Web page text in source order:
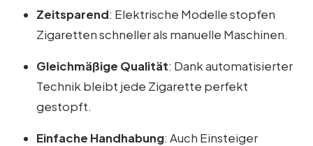
Zeitsparend: Elektrische Modelle stopfen
Zigaretten schneller als manuelle Maschinen.
Gleichmäßige Qualität: Dank automatisierter
Technik bleibt jede Zigarette perfekt
gestopft.
Einfache Handhabung: Auch Einsteiger